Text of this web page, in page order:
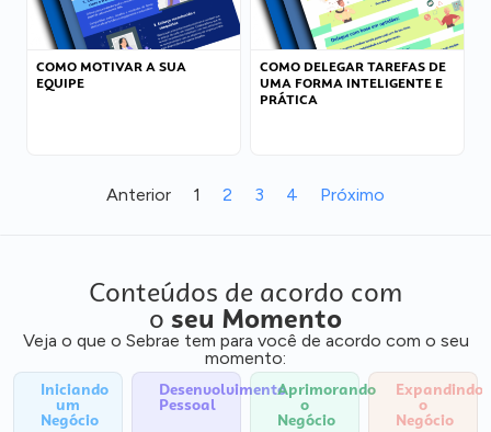
COMO MOTIVAR A SUA
EQUIPE
COMO DELEGAR TAREFAS DE
UMA FORMA INTELIGENTE E
PRÁTICA
Anterior 1 2 3 4 Próximo
Conteúdos de acordo com
o seu Momento
Veja o que o Sebrae tem para você de acordo com o seu
momento:
Iniciando
um
Negócio
Desenvolvimento
Pessoal
Aprimorando
o
Negócio
Expandindo
o
Negócio